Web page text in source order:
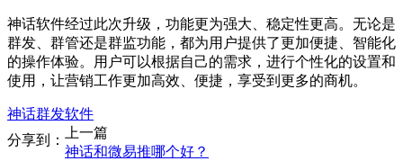
神话软件经过此次升级，功能更为强大、稳定性更高。无论是
群发、群管还是群监功能，都为用户提供了更加便捷、智能化
的操作体验。用户可以根据自己的需求，进行个性化的设置和
使用，让营销工作更加高效、便捷，享受到更多的商机。
神话群发软件
分享到：
上一篇
神话和微易推哪个好？